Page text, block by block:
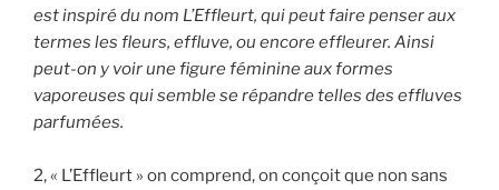
est inspiré du nom L’Effleurt, qui peut faire penser aux
termes les fleurs, effluve, ou encore effleurer. Ainsi
peut-on y voir une figure féminine aux formes
vaporeuses qui semble se répandre telles des effluves
parfumées.
2, « L’Effleurt » on comprend, on conçoit que non sans